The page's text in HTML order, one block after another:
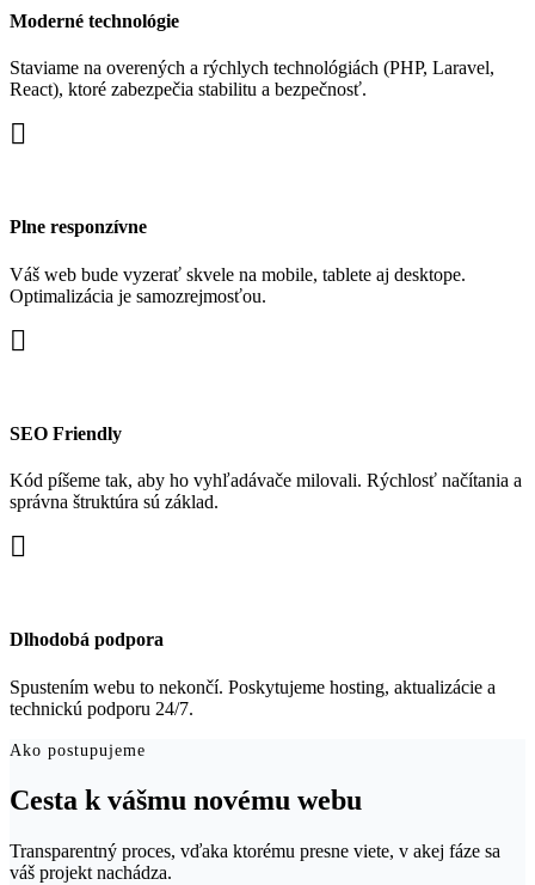
Moderné technológie
Staviame na overených a rýchlych technológiách (PHP, Laravel,
React), ktoré zabezpečia stabilitu a bezpečnosť.
Plne responzívne
Váš web bude vyzerať skvele na mobile, tablete aj desktope.
Optimalizácia je samozrejmosťou.
SEO Friendly
Kód píšeme tak, aby ho vyhľadávače milovali. Rýchlosť načítania a
správna štruktúra sú základ.
Dlhodobá podpora
Spustením webu to nekončí. Poskytujeme hosting, aktualizácie a
technickú podporu 24/7.
Ako postupujeme
Cesta k vášmu novému webu
Transparentný proces, vďaka ktorému presne viete, v akej fáze sa
váš projekt nachádza.